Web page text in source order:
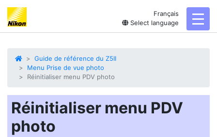
Français
Select language
Guide de référence du Z5II
Menu Prise de vue photo
Réinitialiser menu PDV photo
Réinitialiser menu PDV
photo